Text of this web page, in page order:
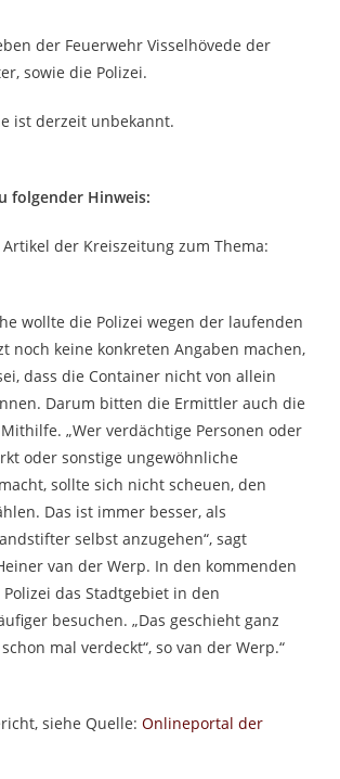
der Feuerwehr Visselhövede der
sowie die Polizei.
ist derzeit unbekannt.
folgender Hinweis:
der Kreiszeitung zum Thema:
wollte die Polizei wegen der laufenden
noch keine konkreten Angaben machen,
dass die Container nicht von allein
Darum bitten die Ermittler auch die
„Wer verdächtige Personen oder
oder sonstige ungewöhnliche
sollte sich nicht scheuen, den
Das ist immer besser, als
selbst anzugehen“, sagt
van der Werp. In den kommenden
das Stadtgebiet in den
besuchen. „Das geschieht ganz
mal verdeckt“, so van der Werp.“
siehe Quelle:Onlineportal der